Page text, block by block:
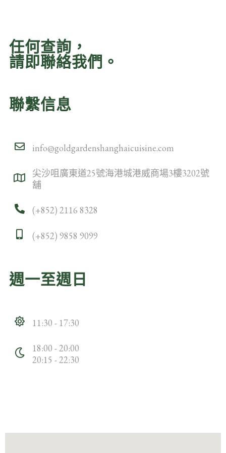
任何查詢，
請即聯絡我們。
聯繫信息
info@goldgardenshanghaicuisine.com
尖沙咀廣東道25號海港城港威商場3樓3202號
舖
(+852) 2116 8328
(+852) 9858 9099
週一至週日
11:30 - 17:30
18:00 - 20:00
20:15 - 22:30